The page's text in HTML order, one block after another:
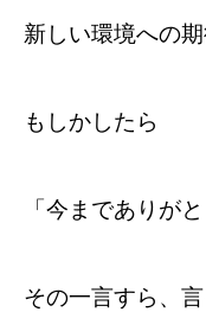
新しい環境への期
もしかしたら
「今までありが
その一言すら、